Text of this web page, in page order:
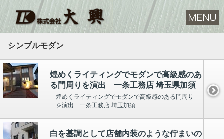
シンプルモダン
煌めくライティングでモダンで高級感のあ
る門周りを演出 一条工務店 埼玉県加須
煌めくライティングでモダンで高級感のある門周り
を演出 一条工務店 埼玉加須
白を基調として店舗内装のような佇まいの